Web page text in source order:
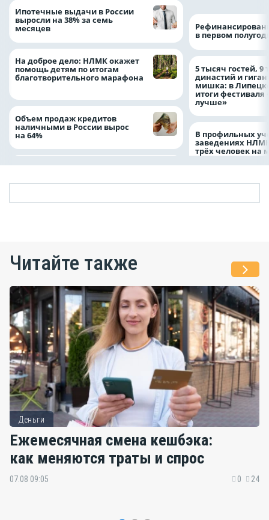
Ипотечные выдачи в России
выросли на 38% за семь
месяцев
На доброе дело: НЛМК окажет
помощь детям по итогам
благотворительного марафона
Объем продаж кредитов
наличными в России вырос
на 64%
в первом
5 тысяч гостей, 9
династий и
мишка: в
итоги фестиваля
лучше»
В профильных
заведениях
трёх человек на
Читайте также
Деньги
Ежемесячная смена кешбэка:
как меняются траты и спрос
07.08 09:05 0 24